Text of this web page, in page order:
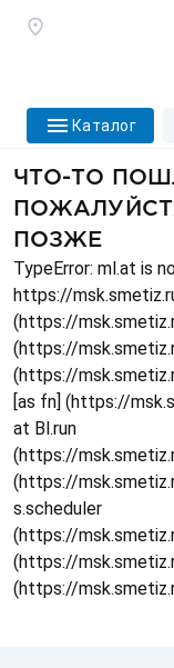
каталог
ЧТО-ТО
ПОЗЖЕ
TypeError: ml.at is
https://
(https://
(https://
(https://
[as fn] (https://
at Bl.run
(https://
(https://
s.scheduler
(https://
(https://
(https://